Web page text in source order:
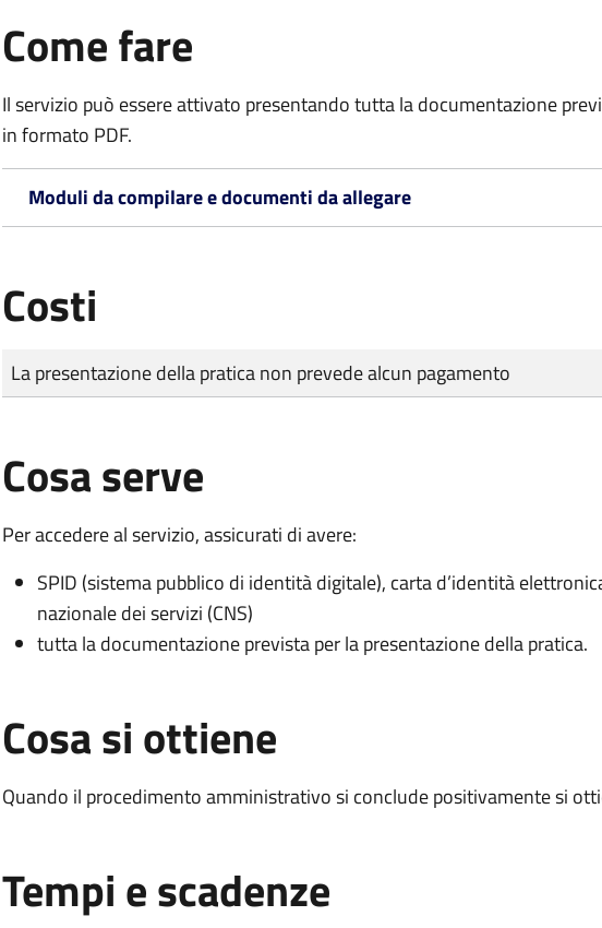
Come fare
Il servizio può essere attivato presentando tutta la documentazione
in formato PDF.
Moduli da compilare e documenti da allegare
Costi
Tipo di pagamento
Importo
La presentazione della pratica non prevede alcun pagamento
Cosa serve
Per accedere al servizio, assicurati di avere:
SPID (sistema pubblico di identità digitale), carta d’identità
nazionale dei servizi (CNS)
tutta la documentazione prevista per la presentazione della pratica.
Cosa si ottiene
Quando il procedimento amministrativo si conclude positivamente si
Tempi e scadenze